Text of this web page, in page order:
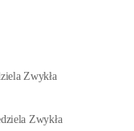
Zwykła
Zwykła